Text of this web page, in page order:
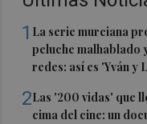
1 La serie murciana
peluche malhablado
redes: así es 'Yván y
2Las '200 vidas' que
cima del cine: un